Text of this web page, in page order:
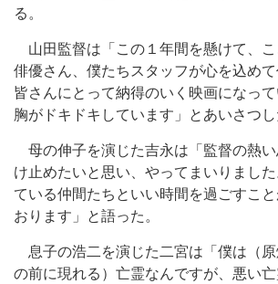
る。
山田監督は「この１年間を懸けて、こ
俳優さん、僕たちスタッフが心を込めて
皆さんにとって納得のいく映画になっ
胸がドキドキしています」とあいさつし
母の伸子を演じた吉永は「監督の熱
け止めたいと思い、やってまいりまし
ている仲間たちといい時間を過ごすこ
おります」と語った。
息子の浩二を演じた二宮は「僕は（
の前に現れる）亡霊なんですが、悪い